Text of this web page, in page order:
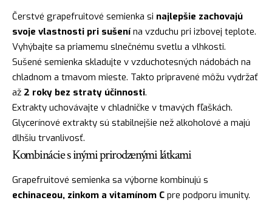
Čerstvé grapefruitové semienka si najlepšie zachovajú
svoje vlastnosti pri sušenína vzduchu pri izbovej teplote.
Vyhýbajte sa priamemu slnečnému svetlu a vlhkosti.
Sušené semienka skladujte v vzduchotesných nádobách na
chladnom a tmavom mieste. Takto pripravené môžu vydržať
až 2 roky bez straty účinnosti.
Extrakty uchovávajte v chladničke v tmavých fľaškách.
Glycerínové extrakty sú stabilnejšie než alkoholové a majú
dlhšiu trvanlivosť.
Kombinácie s inými prirodzenými látkami
Grapefruitové semienka sa výborne kombinujú s
echinaceou, zinkom a vitamínom C pre podporu imunity.